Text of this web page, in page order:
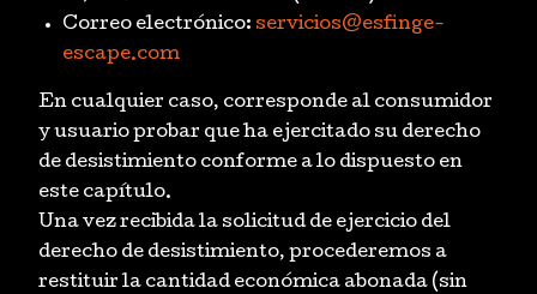
Correo electrónico: servicios@esfinge-
escape.com
En cualquier caso, corresponde al consumidor
y usuario probar que ha ejercitado su derecho
de desistimiento conforme a lo dispuesto en
este capítulo.
Una vez recibida la solicitud de ejercicio del
derecho de desistimiento, procederemos a
restituir la cantidad económica abonada (sin